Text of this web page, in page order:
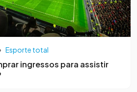
Esporte total
ingressos para assistir